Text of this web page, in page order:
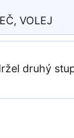
VOLEJ
druhý